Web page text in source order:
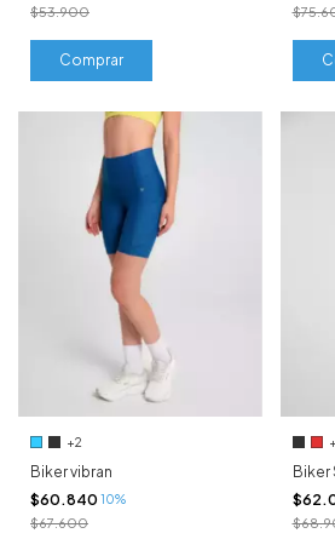
$53.900
Comprar
+2
Biker vibran
$60.840 10%
$67.600
Biker